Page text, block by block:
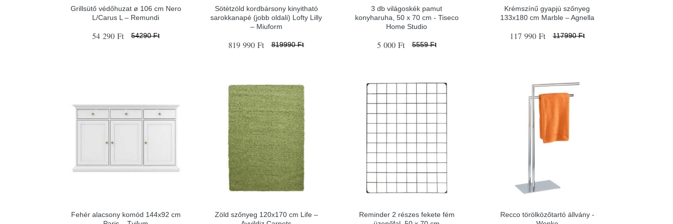
Grillsütő védőhuzat ø 106 cm Nero
L/Carus L – Remundi
54 290 Ft 54290 Ft
Sötétzöld kordbársony kinyitható
sarokkanapé (jobb oldali) Lofty Lilly
– Miuform
819 990 Ft 819990 Ft
3 db világoskék pamut
konyharuha, 50 x 70 cm - Tiseco
Home Studio
5 000 Ft 5559 Ft
Krémszínű gyapjú szőnyeg
133x180 cm Marble – Agnella
117 990 Ft 117990 Ft
Fehér alacsony komód 144x92 cm
Zöld szőnyeg 120x170 cm Life –
Reminder 2 részes fekete fém
Recco törölközőtartó állvány -